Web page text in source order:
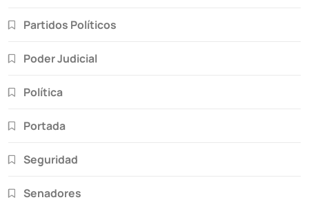
Partidos Políticos
Poder Judicial
Política
Portada
Seguridad
Senadores